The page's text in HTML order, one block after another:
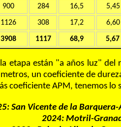
900 284 16,5 5,45
1126 308 17,2 6,60
3908 1117 68,9 5,67
etapa están "a años luz"
un coeficiente de
coeficiente APM, tenemos lo
San Vicente de la
2024: Motril-